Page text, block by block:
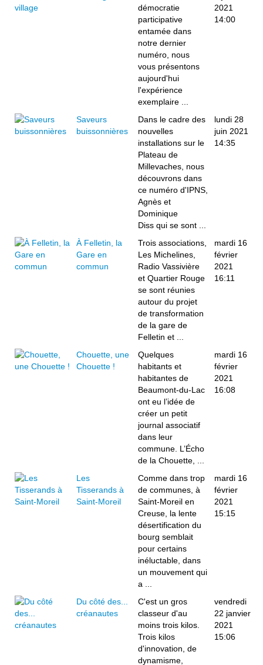
démocratie
participative
entamée dans
notre dernier
numéro, nous
vous présentons
aujourd'hui
l'expérience
exemplaire ...
2021
14:00
Saveurs
buissonnières
Dans le cadre des
nouvelles
installations sur le
Plateau de
Millevaches, nous
découvrons dans
ce numéro d'IPNS,
Agnès et
Dominique
Diss qui se sont ...
lundi 28
juin 2021
14:35
À Felletin, la
Gare en
commun
Trois associations,
Les Michelines,
Radio Vassivière
et Quartier Rouge
se sont réunies
autour du projet
de transformation
de la gare de
Felletin et ...
mardi 16
février
2021
16:11
Chouette, une
Chouette !
Quelques
habitants et
habitantes de
Beaumont-du-Lac
ont eu l’idée de
créer un petit
journal associatif
dans leur
commune. L’Écho
de la Chouette, ...
mardi 16
février
2021
16:08
Les
Tisserands à
Saint-Moreil
Comme dans trop
de communes, à
Saint-Moreil en
Creuse, la lente
désertification du
bourg semblait
pour certains
inéluctable, dans
un mouvement qui
a ...
mardi 16
février
2021
15:15
Du côté des...
créanautes
C'est un gros
classeur d'au
moins trois kilos.
Trois kilos
d'innovation, de
dynamisme,
vendredi
22 janvier
2021
15:06